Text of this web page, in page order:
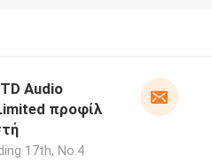
Audio
προφίλ
17th, No.4